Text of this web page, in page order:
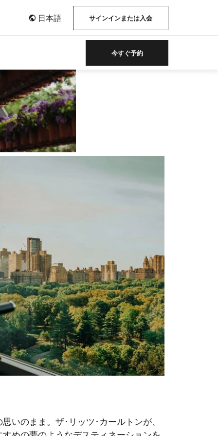
日本語 サインインまたは入会
今すぐ予約
いのまま。ザ･リッツ･カールトンが、